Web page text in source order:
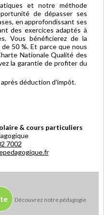
et notre méthode
de dépasser ses
en approfondissant ses
des exercices adaptés à
Vous bénéficierez de la
50 %. Et parce que nous
Nationale Qualité des
la garantie de profiter du
déduction d'impôt.
& cours particuliers
7002
Découvrez notre pédagogie